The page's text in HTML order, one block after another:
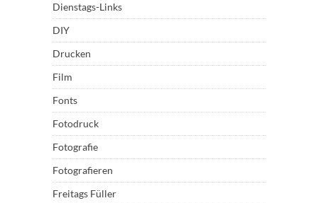
Dienstags-Links
DIY
Drucken
Film
Fonts
Fotodruck
Fotografie
Fotografieren
Freitags Füller